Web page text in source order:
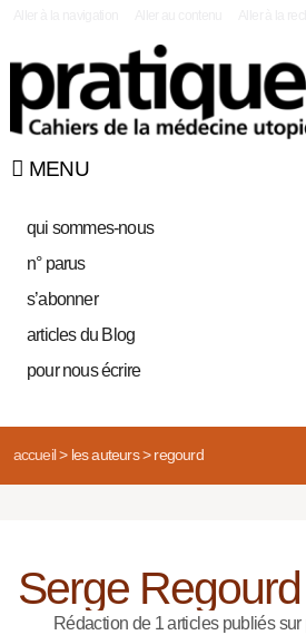
MENU
qui sommes-nous
n° parus
s’abonner
articles du Blog
pour nous écrire
accueil> les auteurs> regourd
Serge Regourd
Rédaction de 1 articles publiés sur